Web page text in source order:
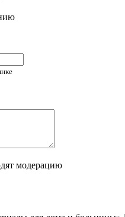
модерацию